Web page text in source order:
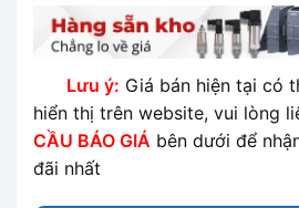
trên 5
dựa trên
đánh giá
Lưu ý: Giá bán hiện tại có
hiển thị trên website, vui lòng
CẦU BÁO GIÁ bên dưới để
đãi nhất